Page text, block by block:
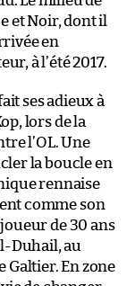
et Noir, dont il
en
à l’été 2017.
ses adieux à
lors de la
l’OL. Une
la boucle en
rennaise
comme son
de 30 ans
Duhail, au
Galtier. En zone